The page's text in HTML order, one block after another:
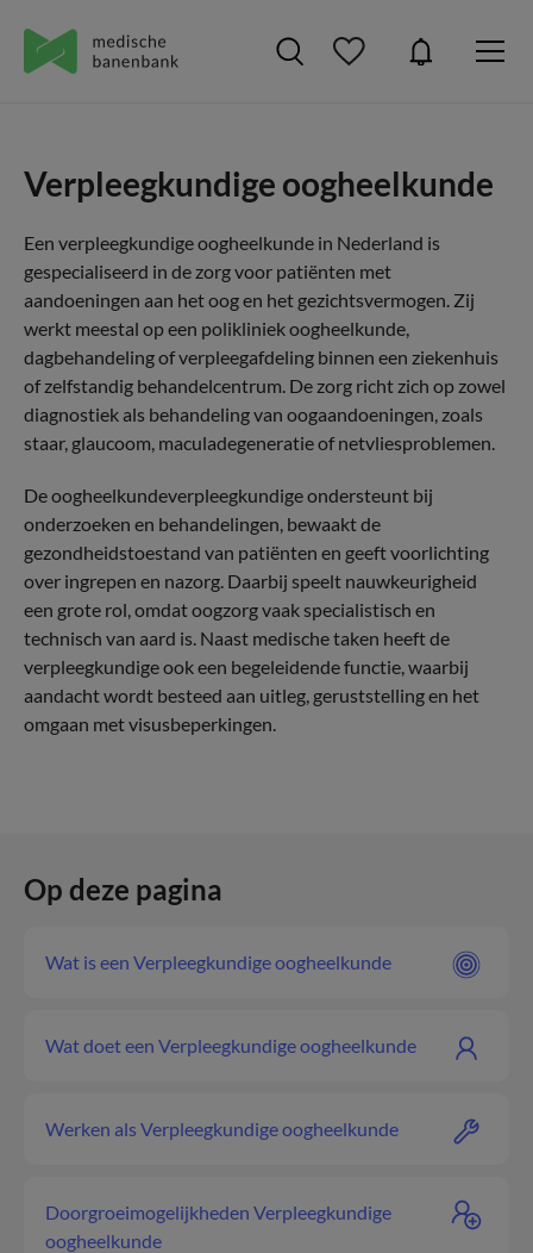
Verpleegkundige oogheelkunde
Een verpleegkundige oogheelkunde in Nederland is
gespecialiseerd in de zorg voor patiënten met
aandoeningen aan het oog en het gezichtsvermogen. Zij
werkt meestal op een polikliniek oogheelkunde,
dagbehandeling of verpleegafdeling binnen een ziekenhuis
of zelfstandig behandelcentrum. De zorg richt zich op zowel
diagnostiek als behandeling van oogaandoeningen, zoals
staar, glaucoom, maculadegeneratie of netvliesproblemen.
De oogheelkundeverpleegkundige ondersteunt bij
onderzoeken en behandelingen, bewaakt de
gezondheidstoestand van patiënten en geeft voorlichting
over ingrepen en nazorg. Daarbij speelt nauwkeurigheid
een grote rol, omdat oogzorg vaak specialistisch en
technisch van aard is. Naast medische taken heeft de
verpleegkundige ook een begeleidende functie, waarbij
aandacht wordt besteed aan uitleg, geruststelling en het
omgaan met visusbeperkingen.
Op deze pagina
Wat is een Verpleegkundige oogheelkunde
Wat doet een Verpleegkundige oogheelkunde
Werken als Verpleegkundige oogheelkunde
Doorgroeimogelijkheden Verpleegkundige
oogheelkunde